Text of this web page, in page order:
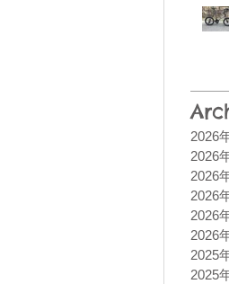
2026
2026
2026
2026
2026
2026
2025
2025